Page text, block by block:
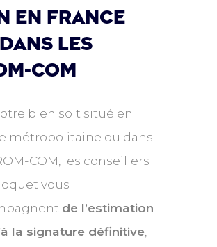
en france
les
com
bien soit situé en
métropolitaine ou dans
COM, les conseillers
vous
de l’estimation
la signature définitive